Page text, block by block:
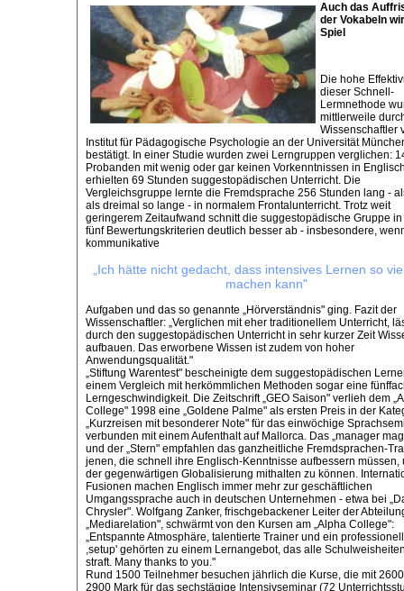
Auch das
der Vokabeln
Spiel
Die hohe
dieser Schnell-
Lermnethode
mittlerweile
Wissenschaftler
Institut für Pädagogische Psychologie an der Universität
bestätigt. In einer Studie wurden zwei Lerngruppen verglichen:
Probanden mit wenig oder gar keinen Vorkenntnissen in
erhielten 69 Stunden suggestopädischen Unterricht. Die
Vergleichsgruppe lernte die Fremdsprache 256 Stunden lang -
als dreimal so lange - in normalem Frontalunterricht. Trotz weit
geringerem Zeitaufwand schnitt die suggestopädische Gruppe
fünf Bewertungskriterien deutlich besser ab - insbesondere,
kommunikative
„Ich hätte nicht gedacht, dass intensives Lernen so
machen kann"
Aufgaben und das so genannte „Hörverständnis" ging. Fazit der
Wissenschaftler: „Verglichen mit eher traditionellem Unterricht,
durch den suggestopädischen Unterricht in sehr kurzer Zeit
aufbauen. Das erworbene Wissen ist zudem von hoher
Anwendungsqualität."
„Stiftung Warentest" bescheinigte dem suggestopädischen
einem Vergleich mit herkömmlichen Methoden sogar eine
Lerngeschwindigkeit. Die Zeitschrift „GEO Saison" verlieh dem
College" 1998 eine „Goldene Palme" als ersten Preis in der
„Kurzreisen mit besonderer Note" für das einwöchige
verbunden mit einem Aufenthalt auf Mallorca. Das „manager
und der „Stern" empfahlen das ganzheitliche Fremdsprachen-
jenen, die schnell ihre Englisch-Kenntnisse aufbessern müssen,
der gegenwärtigen Globalisierung mithalten zu können.
Fusionen machen Englisch immer mehr zur geschäftlichen
Umgangssprache auch in deutschen Unternehmen - etwa bei
Chrysler". Wolfgang Zanker, frischgebackener Leiter der
„Mediarelation", schwärmt von den Kursen am „Alpha College":
„Entspannte Atmosphäre, talentierte Trainer und ein
,setup' gehörten zu einem Lernangebot, das alle
straft. Many thanks to you."
Rund 1500 Teilnehmer besuchen jährlich die Kurse, die mit
2900 Mark für das sechstägige Intensivseminar (72